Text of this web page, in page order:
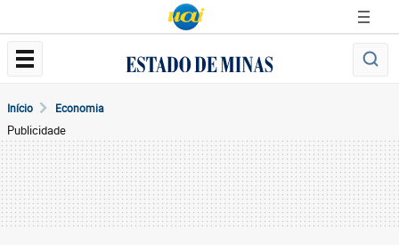
Início Economia
Publicidade